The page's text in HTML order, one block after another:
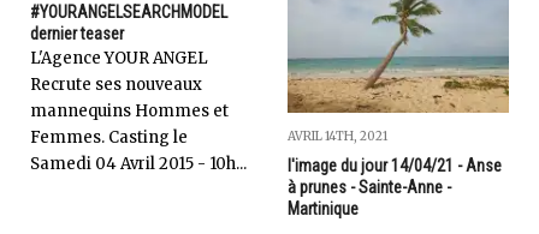
#YOURANGELSEARCHMODEL
dernier teaser
L'Agence YOUR ANGEL
Recrute ses nouveaux
mannequins Hommes et
Femmes. Casting le
Samedi 04 Avril 2015 - 10h...
AVRIL 14TH, 2021
l'image du jour 14/04/21 - Anse
à prunes - Sainte-Anne -
Martinique